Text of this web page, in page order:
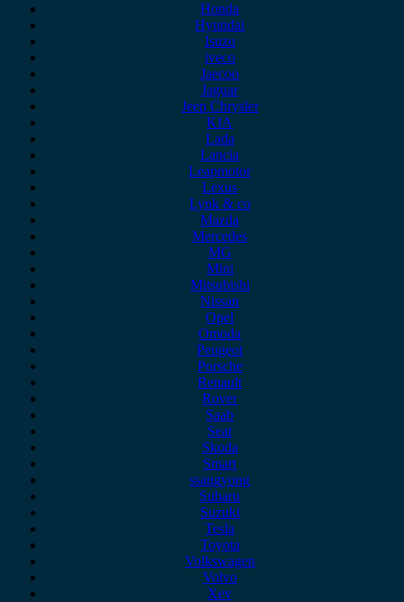
Honda
Hyundai
Isuzu
iveco
Jaecoo
Jaguar
Jeep Chrysler
KIA
Lada
Lancia
Leapmotor
Lexus
Lynk & co
Mazda
Mercedes
MG
Mini
Mitsubishi
Nissan
Opel
Omoda
Peugeot
Porsche
Renault
Rover
Saab
Seat
Skoda
Smart
ssangyong
Subaru
Suzuki
Tesla
Toyota
Volkswagen
Volvo
Xev